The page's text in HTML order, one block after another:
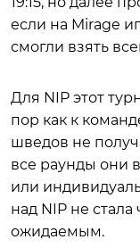
если на Mirage
смогли взять
Для NIP этот
пор как к
шведов не
все раунды они
или
над NIP не
ожидаемым.